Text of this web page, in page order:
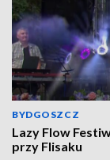
BYDGOSZCZ
Lazy Flow
przy Flisaku